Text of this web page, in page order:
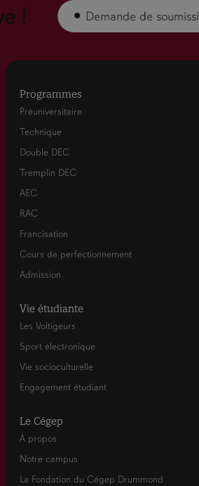
! Demande de soumission
Programmes
Préuniversitaire
Technique
Double DEC
Tremplin DEC
AEC
RAC
Francisation
Cours de perfectionnement
Admission
Vie étudiante
Les Voltigeurs
Sport électronique
Vie socioculturelle
Engagement étudiant
Le Cégep
À propos
Notre campus
La Fondation du Cégep Drummond